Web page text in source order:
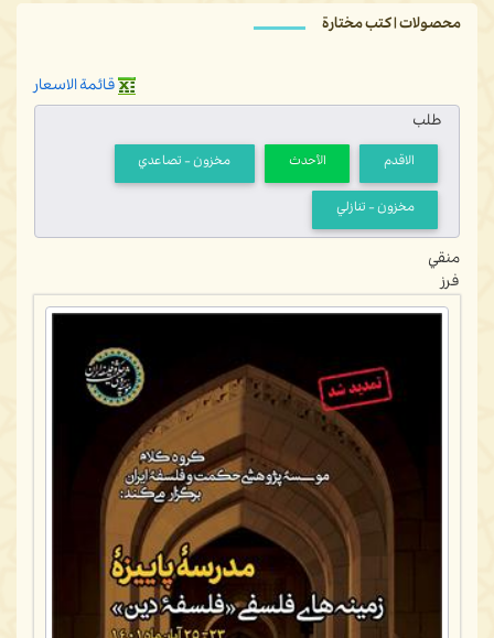
محصولات | كتب مختارة
قائمة الاسعار
طلب
الاقدم الأحدث مخزون - تصاعدي
مخزون - تنازلي
منقي
فرز